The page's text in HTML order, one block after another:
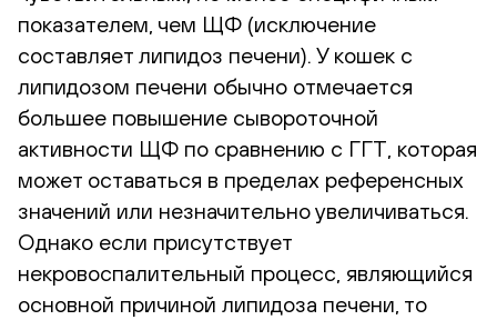
показателем, чем ЩФ (исключение
составляет липидоз печени). У кошек с
липидозом печени обычно отмечается
большее повышение сывороточной
активности ЩФ по сравнению с ГГТ, которая
может оставаться в пределах референсных
значений или незначительно увеличиваться.
Однако если присутствует
некровоспалительный процесс, являющийся
основной причиной липидоза печени, то